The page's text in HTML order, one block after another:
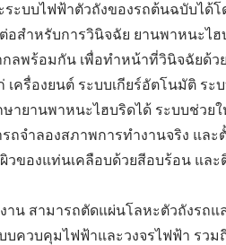
ระบบไฟฟ้าตัวถังของรถต้นฉบับได้โ
อสำหรับการวินิจฉัย ยานพาหนะไ
ลพร้อมกัน เพื่อทำหน้าที่วินิจฉัยด้
เครื่องยนต์ ระบบเกียร์อัตโนมัติ ร
ษายานพาหนะไฮบริดได้ ระบบช่ว
ถจำลองสภาพการทำงานจริง แล
วของแท่นเคลือบด้วยสีอบร้อน แ
าน สามารถตัดแผ่นโลหะตัวถังรถ
บควบคุมไฟฟ้าและวงจรไฟฟ้า รว